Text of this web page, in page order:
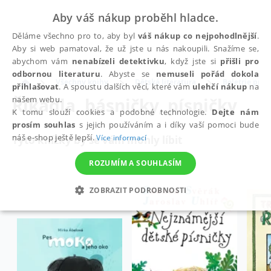
Všechny knihy Dětská literatura Beletrie pro
Říkadla, básničky, písničky
Tyto knížky by se vám mohly líbit
Aby váš nákup proběhl hladce.
Děláme všechno pro to, aby bylváš nákup co nejpohodlnější.
Aby si web pamatoval, že už jste u nás nakoupili. Snažíme se,
abychom vám nenabízeli detektivku, když jste si přišli pro
odbornou literaturu. Abyste se nemuseli pořád dokola
přihlašovat. A spoustu dalších věcí, které vám ulehčí nákup na
našem webu.
K tomu slouží cookies a podobné technologie. Dejte nám
prosím souhlas s jejich používáním a i díky vaší pomoci bude
náš e-shop ještě lepší.Více informací
ROZUMÍM A SOUHLASÍM
ZOBRAZIT PODROBNOSTI
NEZBYTNÉ ANALYTICKÉ MARKETINGOVÉ
FUNKČNÍ NEZAŘAZENÉ SOUBORY